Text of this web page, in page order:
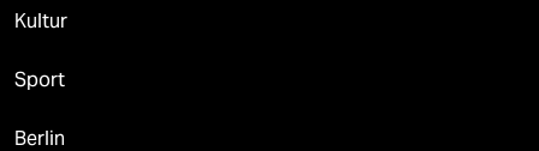
Kultur
Sport
Berlin